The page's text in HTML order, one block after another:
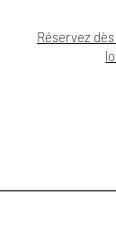
Réservez